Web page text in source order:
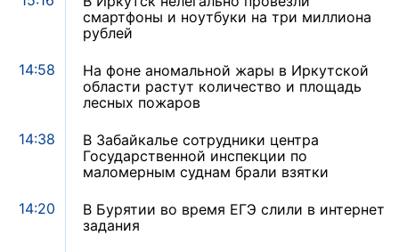
смартфоны и ноутбуки на три миллиона
рублей
14:58
На фоне аномальной жары в Иркутской
области растут количество и площадь
лесных пожаров
14:38
В Забайкалье сотрудники центра
Государственной инспекции по
маломерным суднам брали взятки
14:20
В Бурятии во время ЕГЭ слили в интернет
задания